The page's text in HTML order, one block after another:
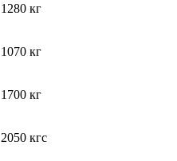
1280 кг
1070 кг
1700 кг
2050 кгс